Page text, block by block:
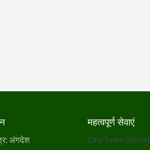
अंगदेश
महत्वपूर्ण सेवाएं
City/Town/District